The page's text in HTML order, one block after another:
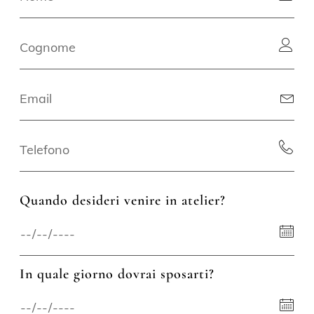
Quando desideri venire in atelier?
In quale giorno dovrai sposarti?